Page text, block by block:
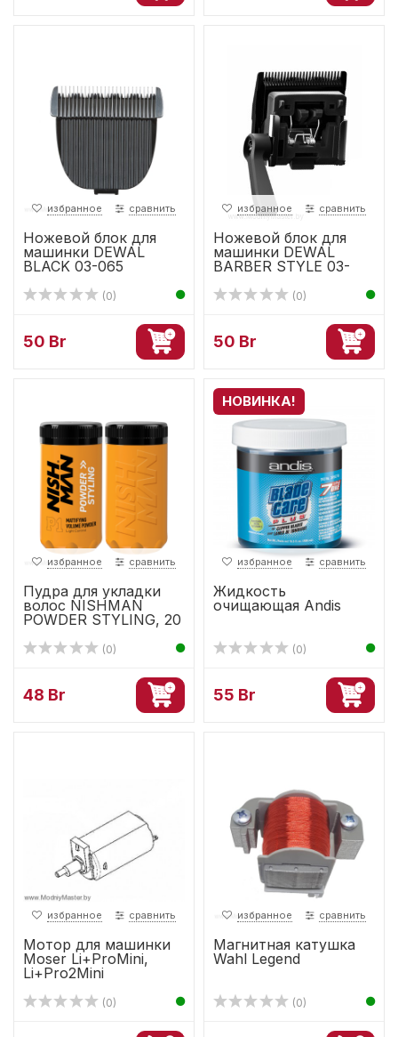
избранное сравнить
Ножевой блок для
машинки DEWAL
BLACK 03-065
(0)
50 Br
избранное сравнить
Ножевой блок для
машинки DEWAL
BARBER STYLE 03-
(0)
50 Br
избранное сравнить
Пудра для укладки
волос NISHMAN
POWDER STYLING, 20
(0)
48 Br
НОВИНКА!
избранное сравнить
Жидкость
очищающая Andis
(0)
55 Br
избранное сравнить
Мотор для машинки
Moser Li+ProMini,
Li+Pro2Mini
(0)
избранное сравнить
Магнитная катушка
Wahl Legend
(0)